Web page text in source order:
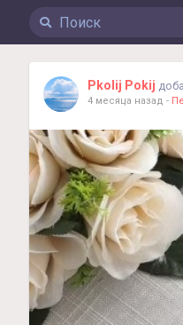
Pkolij Pokij
4 месяца назад -